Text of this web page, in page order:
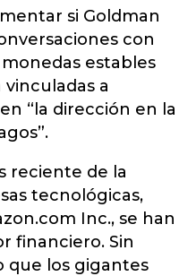
si Goldman
con
estables
a
“la dirección en la
reciente de la
tecnológicas,
Inc., se han
financiero. Sin
que los gigantes